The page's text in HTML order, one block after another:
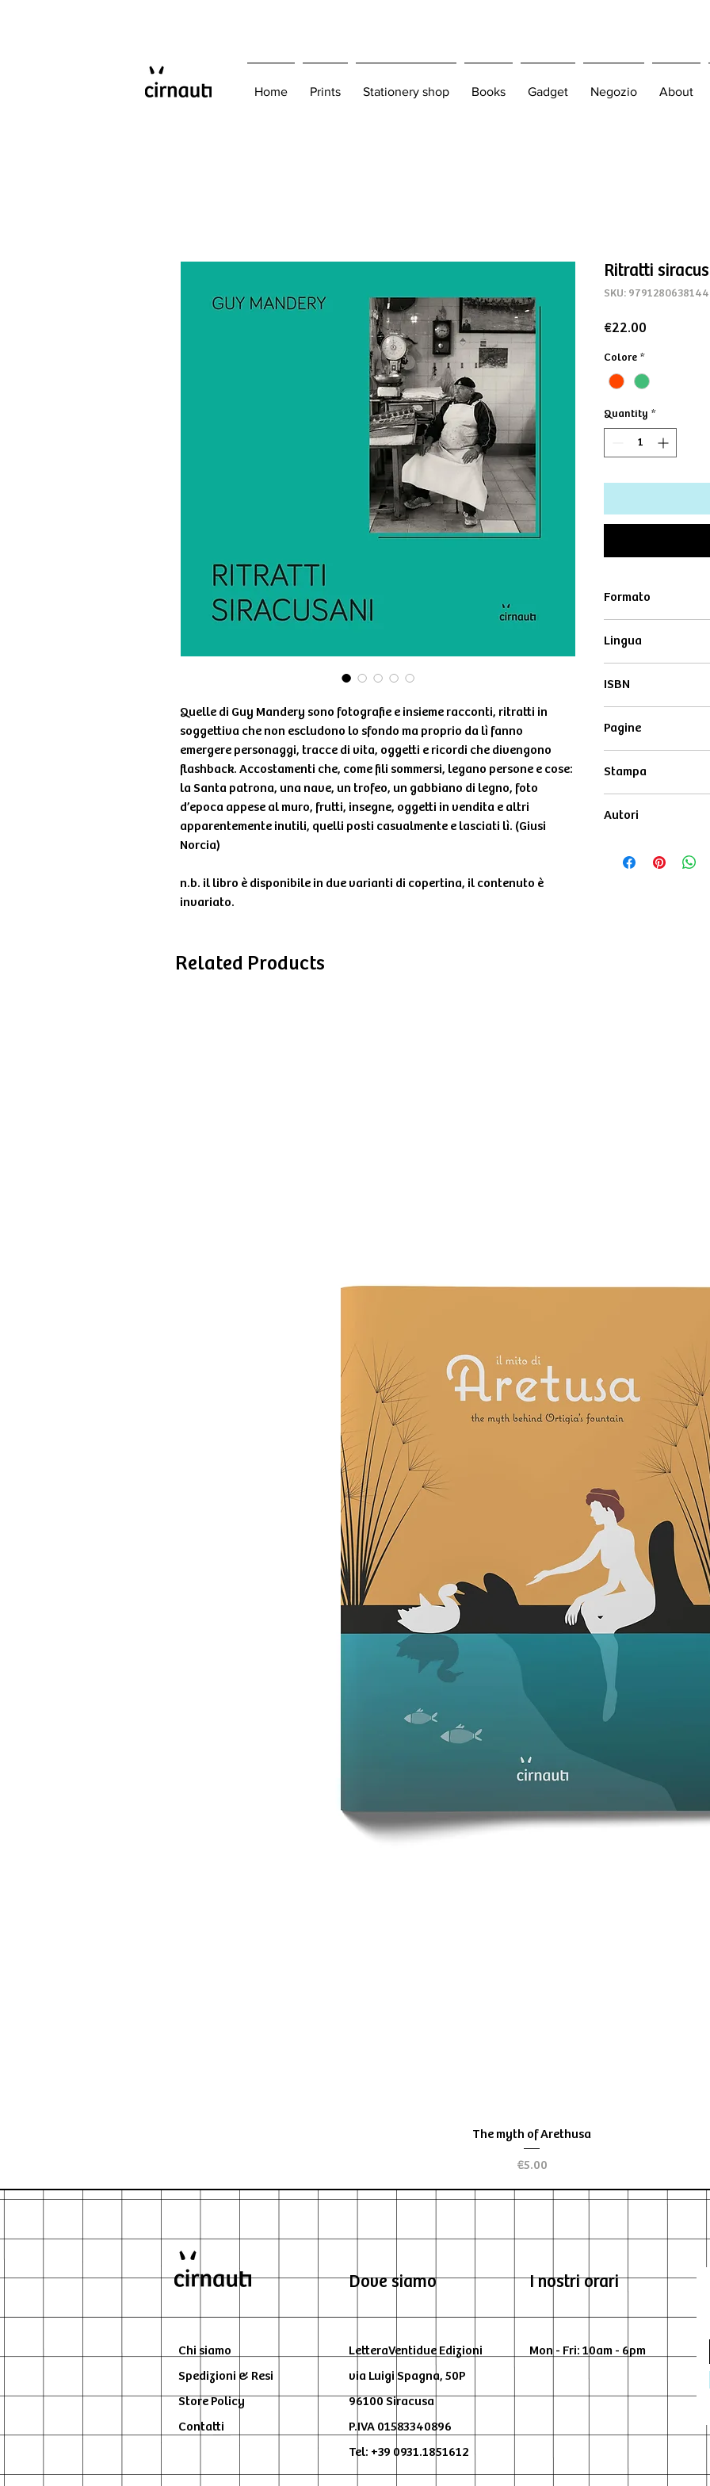
Home Prints Stationery shop Books Gadget Negozio About
Quelle di Guy Mandery sono fotografie e insieme racconti, ritratti in
soggettiva che non escludono lo sfondo ma proprio da lì fanno
emergere personaggi, tracce di vita, oggetti e ricordi che divengono
flashback. Accostamenti che, come fili sommersi, legano persone e cose:
la Santa patrona, una nave, un trofeo, un gabbiano di legno, foto
d’epoca appese al muro, frutti, insegne, oggetti in vendita e altri
apparentemente inutili, quelli posti casualmente e lasciati lì. (Giusi
Norcia)
n.b. il libro è disponibile in due varianti di copertina, il contenuto è
invariato.
Ritratti
SKU: 9791280638144
€22.00
Colore *
Quantity *
Formato
Lingua
ISBN
Pagine
Stampa
Autori
Related Products
Quick View
The myth of Arethusa
Price
€5.00
Chi siamo
Spedizioni & Resi
Store Policy
Contatti
Dove siamo
LetteraVentidue Edizioni
via Luigi Spagna, 50P
96100 Siracusa
P.IVA 01583340896
Tel: +39 0931.1851612
I nostri orari
Mon - Fri: 10am - 6pm